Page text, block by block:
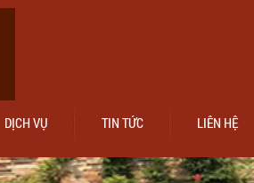
DỊCH VỤ TIN TỨC LIÊN HỆ